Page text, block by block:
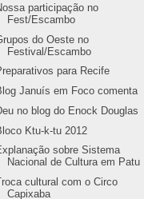
participação no
Fest/Escambo
do Oeste no
Festival/Escambo
para Recife
Januís em Foco comenta
no blog do Enock Douglas
Ktu-k-tu 2012
sobre Sistema
Nacional de Cultura em Patu
cultural com o Circo
Capixaba